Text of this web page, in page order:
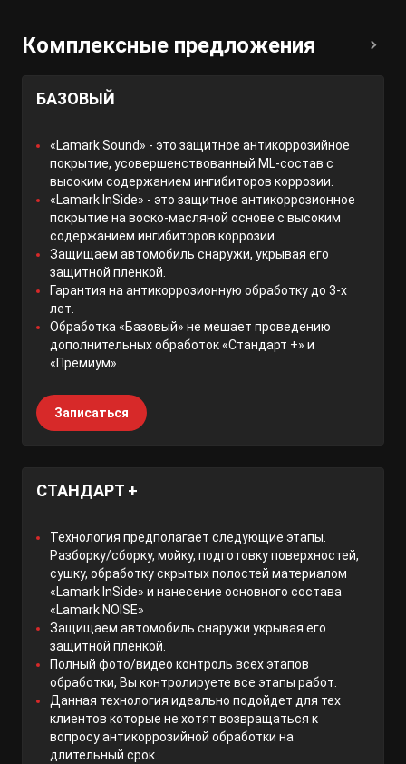
Комплексные предложения
БАЗОВЫЙ
«Lamark Sound» - это защитное антикоррозийное
покрытие, усовершенствованный ML-состав с
высоким содержанием ингибиторов коррозии.
«Lamark InSide» - это защитное антикоррозионное
покрытие на воско-масляной основе с высоким
содержанием ингибиторов коррозии.
Защищаем автомобиль снаружи, укрывая его
защитной пленкой.
Гарантия на антикоррозионную обработку до 3-х
лет.
Обработка «Базовый» не мешает проведению
дополнительных обработок «Стандарт +» и
«Премиум».
Записаться
СТАНДАРТ +
Технология предполагает следующие этапы.
Разборку/сборку, мойку, подготовку поверхностей,
сушку, обработку скрытых полостей материалом
«Lamark InSide» и нанесение основного состава
«Lamark NOISE»
Защищаем автомобиль снаружи укрывая его
защитной пленкой.
Полный фото/видео контроль всех этапов
обработки, Вы контролируете все этапы работ.
Данная технология идеально подойдет для тех
клиентов которые не хотят возвращаться к
вопросу антикоррозийной обработки на
длительный срок.